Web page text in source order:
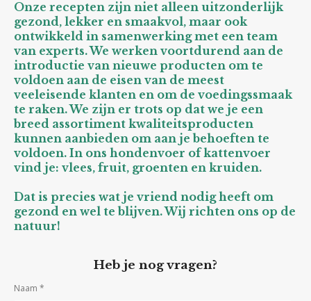
Onze recepten zijn niet alleen uitzonderlijk
gezond, lekker en smaakvol, maar ook
ontwikkeld in samenwerking met een team
van experts. We werken voortdurend aan de
introductie van nieuwe producten om te
voldoen aan de eisen van de meest
veeleisende klanten en om de voedingssmaak
te raken. We zijn er trots op dat we je een
breed assortiment kwaliteitsproducten
kunnen aanbieden om aan je behoeften te
voldoen. In ons hondenvoer of kattenvoer
vind je: vlees, fruit, groenten en kruiden.
Dat is precies wat je vriend nodig heeft om
gezond en wel te blijven. Wij richten ons op de
natuur!
Heb je nog vragen?
Naam *